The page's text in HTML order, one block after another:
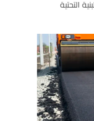
التحتية